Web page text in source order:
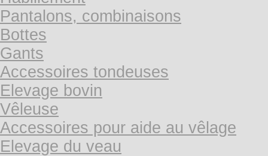
Pantalons, combinaisons
Bottes
Gants
Accessoires tondeuses
Elevage bovin
Vêleuse
Accessoires pour aide au vêlage
Elevage du veau